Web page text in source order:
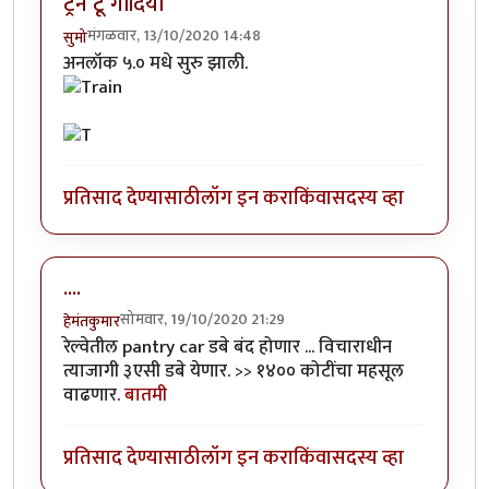
सुमोमंगळवार, 13/10/2020 14:48
अनलॉक ५.० मधे सुरु झाली.
प्रतिसाद देण्यासाठीलॉग इन कराकिंवासदस्य व्हा
....
हेमंतकुमारसोमवार, 19/10/2020 21:29
रेल्वेतील pantry car डबे बंद होणार ... विचाराधीन
त्याजागी ३एसी डबे येणार. >> १४०० कोटींचा महसूल
वाढणार.बातमी
प्रतिसाद देण्यासाठीलॉग इन कराकिंवासदस्य व्हा